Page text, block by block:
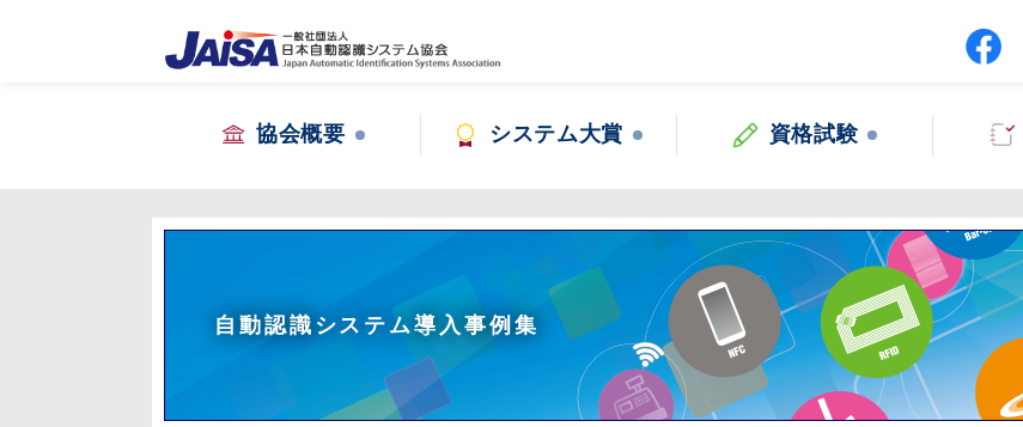
協会概要 システム大賞 資格試験
自動認識システム導入事例集